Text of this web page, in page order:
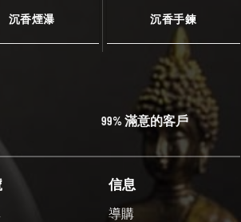
沉香煙瀑 沉香手鍊
99% 滿意的客戶
信息
導購